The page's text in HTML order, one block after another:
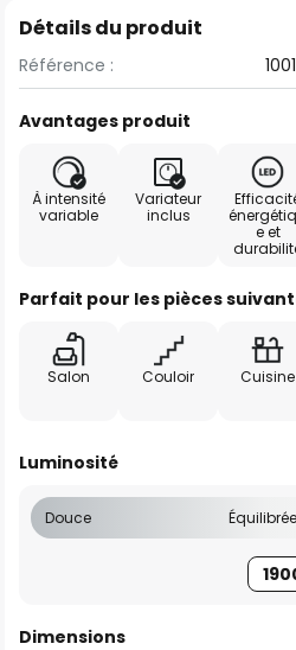
Détails du produit
Référence :
Avantages produit
À intensité
variable
Variateur
inclus
e et
Parfait pour les pièces
Salon Couloir Cuisine
Luminosité
Douce Équilibrée
Dimensions